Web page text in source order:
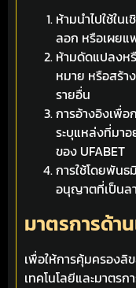
ห้ามนำไปใช้ใน
ลอก หรือเผยแ
ห้ามดัดแปลงห
หมาย หรือสร้า
รายอื่น
การอ้างอิงเพื่
ระบุแหล่งที่มาอ
ของ UFABET
การใช้โดยพัน
อนุญาตที่เป็นล
มาตรการด้า
เพื่อให้การคุ้มครองลิ
เทคโนโลยีและมาตรก